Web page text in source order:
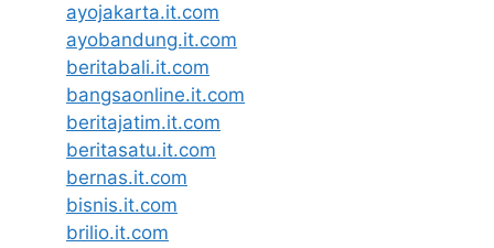
ayojakarta.it.com
ayobandung.it.com
beritabali.it.com
bangsaonline.it.com
beritajatim.it.com
beritasatu.it.com
bernas.it.com
bisnis.it.com
brilio.it.com